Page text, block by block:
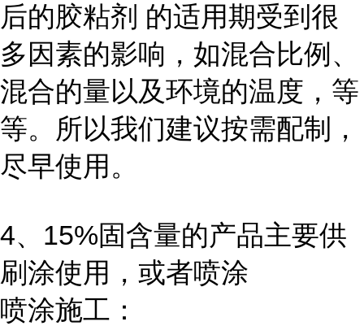
后的胶粘剂 的适用期受到很
多因素的影响，如混合比例、
混合的量以及环境的温度，等
等。所以我们建议按需配制，
尽早使用。
4、15%固含量的产品主要供
刷涂使用，或者喷涂
喷涂施工：